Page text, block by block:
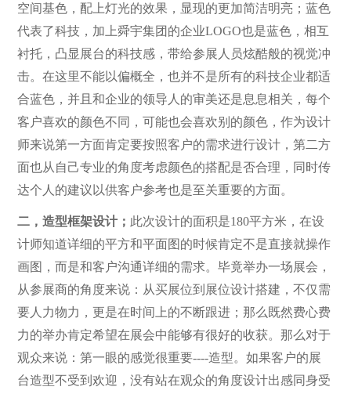
空间基色，配上灯光的效果，显现的更加简洁明亮；蓝色
代表了科技，加上舜宇集团的企业LOGO也是蓝色，相互
衬托，凸显展台的科技感，带给参展人员炫酷般的视觉冲
击。在这里不能以偏概全，也并不是所有的科技企业都适
合蓝色，并且和企业的领导人的审美还是息息相关，每个
客户喜欢的颜色不同，可能也会喜欢别的颜色，作为设计
师来说第一方面肯定要按照客户的需求进行设计，第二方
面也从自己专业的角度考虑颜色的搭配是否合理，同时传
达个人的建议以供客户参考也是至关重要的方面。
二，造型框架设计； 此次设计的面积是180平方米，在设
计师知道详细的平方和平面图的时候肯定不是直接就操作
画图，而是和客户沟通详细的需求。毕竟举办一场展会，
从参展商的角度来说：从买展位到展位设计搭建，不仅需
要人力物力，更是在时间上的不断跟进；那么既然费心费
力的举办肯定希望在展会中能够有很好的收获。那么对于
观众来说：第一眼的感觉很重要----造型。如果客户的展
台造型不受到欢迎，没有站在观众的角度设计出感同身受